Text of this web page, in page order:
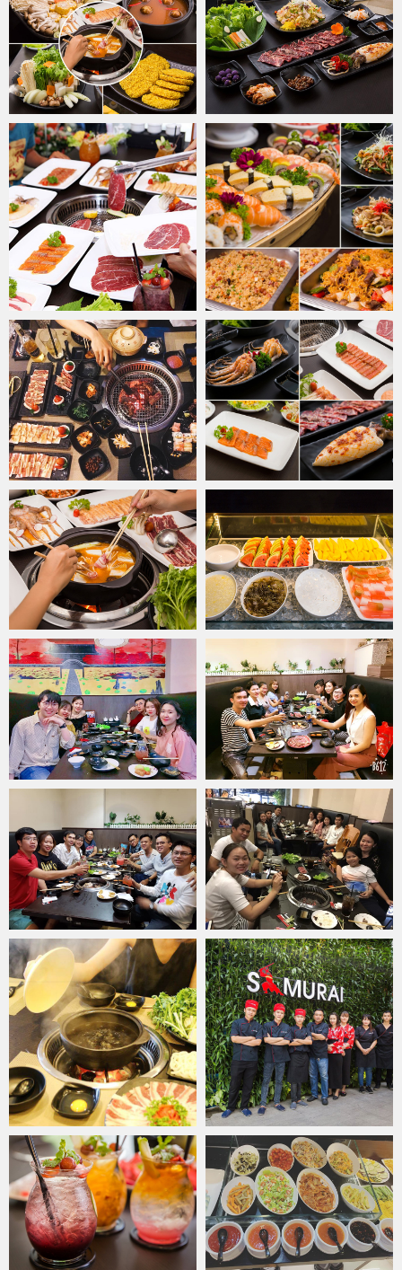
Hải sản là cái tên không thể thiếu trong danh sách những món
nướng mang phong cách Nhật Bản. Các loại hải sản tươi rói như
bạch tuộc, mực nang baby hoặc cá Kuro thượng hạng, cá Hara
Marin sốt cay, cá Maguro sốt Samurai, lườn cá hồi sốt cay, cá basa
giấy bạc sốt cay sau khi sơ chế sạch sẽ, xắt miếng đều đặn sẽ
được ướp với từng loại nước sốt khác nhau. Chính điều này giúp
gia vị thấm vào nguyên liệu, khi nướng lên món ăn sẽ chuyển màu
vàng đều và mùi thơm khó tả. Ngoài ra, thực khách còn có thể
thưởng thức các món gà truyền thống nhưng với những hương vị
vô cùng mới khi được ướp cùng các loại sốt Sake/sốt Teriyaki/sốt
tiêu đen và được quấn trong giấy bạc để giữ nguyên hương vị tự
nhiên, mềm và thơm ngon.
Xì xụp bên nồi lẩu thơm hương
Để kết hợp món nướng thành "cặp đôi hoàn hảo" thì phải nhắc đến
các món lẩu Nhật đặc trưng như lẩu Sukiyaki, lẩu Samurai hay lẩu
nấm bổ dưỡng. Vị đậm đà, mùi thơm khó cưỡng từ nước dùng lẩu
Sukiyaki đặc trưng cho ẩm thực Nhật cùng độ béo mềm của từng
lát thịt bò nhúng chín tái, cộng hưởng trứng gà béo ngậy chính là
sự kết hợp tinh tế, đem đến cho bạn những cung bậc tuyệt vời. Lẩu
Samurai với hương vị cay nồng của kim chi và ớt giúp thực khách
xóa tan hết vị béo ngậy của những món nướng vừa thưởng thức và
kích thích tiêu hóa tốt hơn. Bên cạnh đó, lẩu nấm lại là sự thanh
ngọt rất tự nhiên từ các loại nấm và rau củ, rất tốt cho sức khỏe,
đọng lại dư vị nhẹ nhàng mà khó quên.
Phong phú với các món ăn nhẹ, sushi và khai vị
Vẫn chưa dừng lại ở đó, bữa tiệc buffet tạiNhà hàng Samurai
BBQ
còn khiến thực khách thích thú với các món ăn kèm như soup
nấm linh chi, soup kim chi bò hầm, mì Soba, cơm trộn, miến Nhật,
Udon, Tempura hải sản,... cùng sushi tổng hợp được bài trí đẹp
mắt. Thêm nữa là salad khoai tây, salad cá trích,.. Thêm nữa là các
loại salad trái cây, rong biển, đậu nành lông của Nhật, kim chi tam
sắc,... và rất nhiều món ăn nhẹ dành cho thực khách, đặc biệt là
các bé nhỏ. Mỗi món ăn là sự kết hợp hài hòa của các nguyên liệu,
gia vị qua bàn tay khéo léo của người đầu bếp sẽ đem lại cho bạn
những phút giây thưởng thức khó quên.
Về Nhà hàng Samurai BBQ
Hiện nay với sự phát triển không ngừng của ngành ẩm thực,Nhà
hàng Samurai BBQra đời với mong muốn mang đến tinh hoa ẩm
thực Nhật Bản trên chính quê hương Việt Nam. Không chỉ là những
nét truyền thống mang âm hưởng Nhật Bản như những nhà hàng
khác,Samurai BBQmang đậm nét truyền thống Nhật Bản, tất cả
những nguyên liệu, gia vị, những thực phẩm quan trọng đều được
nhập khẩu trực tiếp từ Nhật, Mỹ, châu Âu.